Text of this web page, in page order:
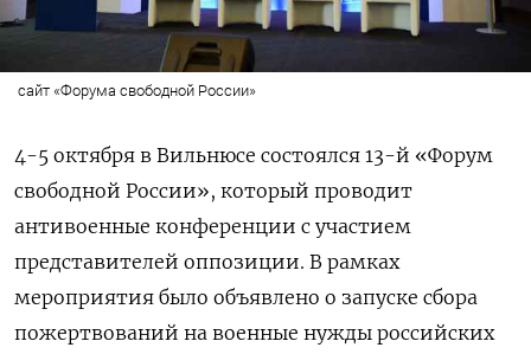
сайт «Форума свободной России»
4-5 октября в Вильнюсе состоялся 13-й «Форум
свободной России», который проводит
антивоенные конференции с участием
представителей оппозиции. В рамках
мероприятия было объявлено о запуске сбора
пожертвований на военные нужды российских